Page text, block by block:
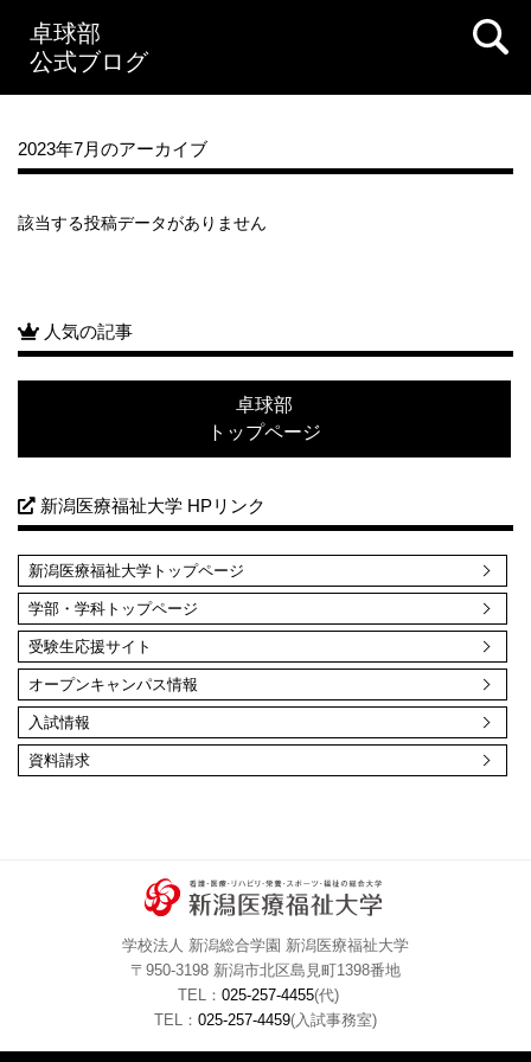
卓球部
公式ブログ
2023年7月のアーカイブ
該当する投稿データがありません
人気の記事
2021年08月
2021年04月
2021年03月
2020年12月2020年11月 2020年10月
卓球部
トップページ
新潟医療福祉大学 HPリンク
新潟医療福祉大学トップページ
学部・学科トップページ
受験生応援サイト
オープンキャンパス情報
入試情報
資料請求
学校法人 新潟総合学園 新潟医療福祉大学
〒950-3198 新潟市北区島見町1398番地
TEL： 025-257-4455(代)
TEL： 025-257-4459(入試事務室)